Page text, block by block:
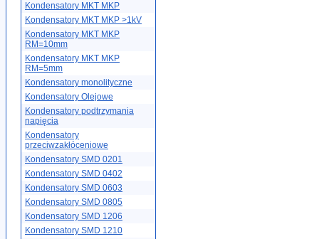
Kondensatory MKT MKP
Kondensatory MKT MKP >1kV
Kondensatory MKT MKP
RM=10mm
Kondensatory MKT MKP
RM=5mm
Kondensatory monolityczne
Kondensatory Olejowe
Kondensatory podtrzymania
napięcia
Kondensatory
przeciwzakłóceniowe
Kondensatory SMD 0201
Kondensatory SMD 0402
Kondensatory SMD 0603
Kondensatory SMD 0805
Kondensatory SMD 1206
Kondensatory SMD 1210